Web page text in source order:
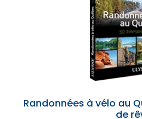
Randonnées à vélo au
de